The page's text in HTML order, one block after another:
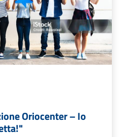
Oriocenter – Io